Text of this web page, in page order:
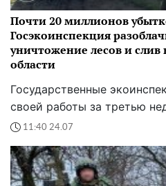
Почти 20 миллионов
Госэкоинспекция
уничтожение лесов и слив
области
Государственные
своей работы за третью
11:40 24.07